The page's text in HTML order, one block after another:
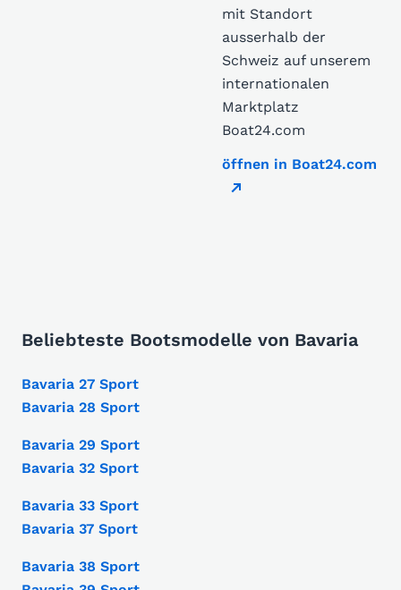
mit Standort
ausserhalb der
Schweiz auf unserem
internationalen
Marktplatz
Boat24.com
öffnen in Boat24.com
Beliebteste Bootsmodelle von Bavaria
Bavaria 27 Sport
Bavaria 28 Sport
Bavaria 29 Sport
Bavaria 32 Sport
Bavaria 33 Sport
Bavaria 37 Sport
Bavaria 38 Sport